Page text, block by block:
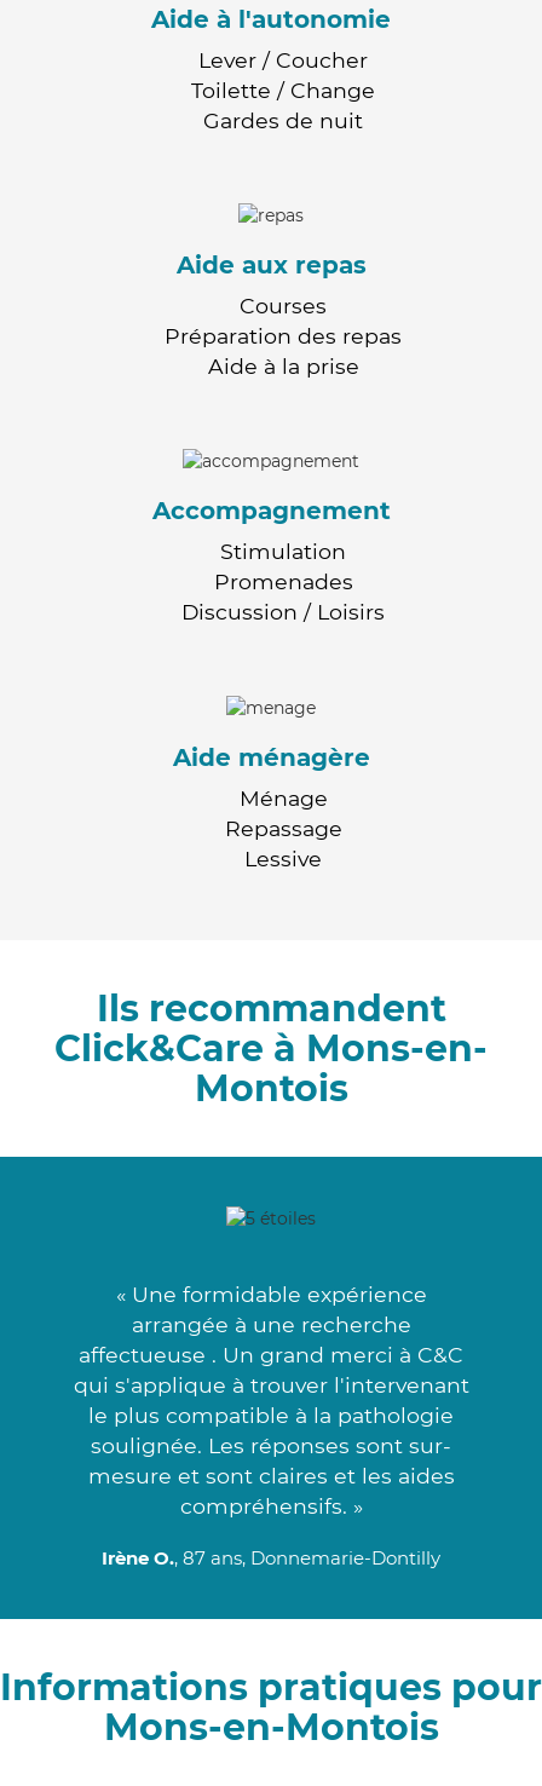
Aide à l'autonomie
Lever / Coucher
Toilette / Change
Gardes de nuit
Aide aux repas
Courses
Préparation des repas
Aide à la prise
Accompagnement
Stimulation
Promenades
Discussion / Loisirs
Aide ménagère
Ménage
Repassage
Lessive
Ils recommandent
Click&Care à Mons-en-
Montois
« Une formidable expérience
arrangée à une recherche
affectueuse . Un grand merci à C&C
qui s'applique à trouver l'intervenant
le plus compatible à la pathologie
soulignée. Les réponses sont sur-
mesure et sont claires et les aides
compréhensifs. »
Irène O., 87 ans, Donnemarie-Dontilly
Informations pratiques pour
Mons-en-Montois